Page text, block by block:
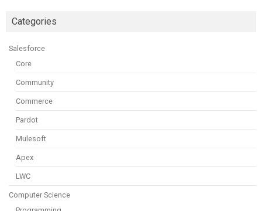
Categories
Salesforce
Core
Community
Commerce
Pardot
Mulesoft
Apex
LWC
Computer Science